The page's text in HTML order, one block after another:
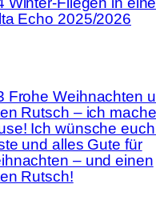
Echo 2025/2026
Frohe Weihnachten
Rutsch – ich mache
Ich wünsche
und alles Gute für
– und einen
Rutsch!